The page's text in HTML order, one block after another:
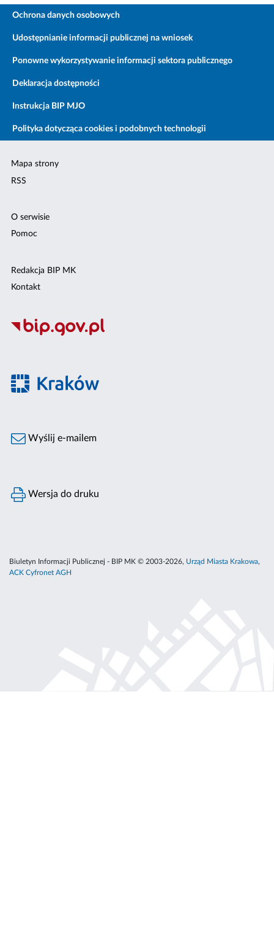
Ochrona danych osobowych
Udostępnianie informacji publicznej na wniosek
Ponowne wykorzystywanie informacji sektora publicznego
Deklaracja dostępności
Instrukcja BIP MJO
Polityka dotycząca cookies i podobnych technologii
Mapa strony
RSS
O serwisie
Pomoc
Redakcja BIP MK
Kontakt
Wyślij e-mailem
Wersja do druku
Biuletyn Informacji Publicznej - BIP MK © 2003-2026, Urząd Miasta Krakowa,
ACK Cyfronet AGH